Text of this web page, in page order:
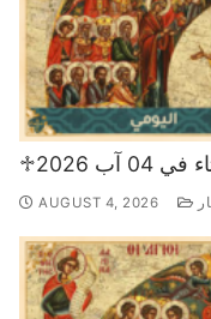
آب 2026
AUGUST 4, 2026